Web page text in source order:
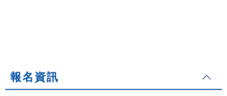
報名資訊